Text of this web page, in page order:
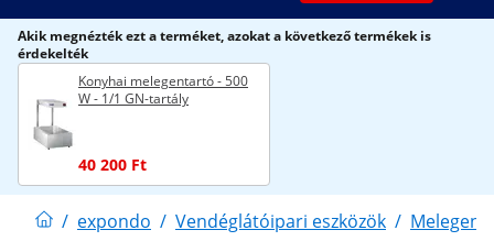
Akik megnézték ezt a terméket, azokat a következő termékek is
érdekelték
Konyhai melegentartó - 500
W - 1/1 GN-tartály
40 200 Ft
/ expondo / Vendéglátóipari eszközök /